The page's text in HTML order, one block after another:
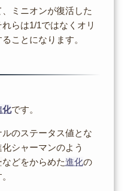
ミニオンが復活した
らは1/1ではなくオリ
ことになります。
化です。
のステータス値とな
シャーマンのよう
などをからめた進化の